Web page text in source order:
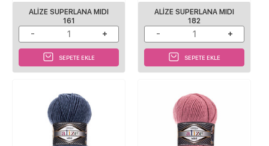
ALİZE SUPERLANA MIDI
161
SEPETE EKLE
ALİZE SUPERLANA MIDI
182
SEPETE EKLE